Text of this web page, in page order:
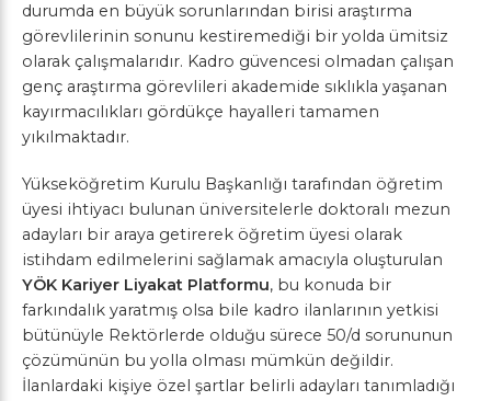
durumda en büyük sorunlarından birisi araştırma
görevlilerinin sonunu kestiremediği bir yolda ümitsiz
olarak çalışmalarıdır. Kadro güvencesi olmadan çalışan
genç araştırma görevlileri akademide sıklıkla yaşanan
kayırmacılıkları gördükçe hayalleri tamamen
yıkılmaktadır.
Yükseköğretim Kurulu Başkanlığı tarafından öğretim
üyesi ihtiyacı bulunan üniversitelerle doktoralı mezun
adayları bir araya getirerek öğretim üyesi olarak
istihdam edilmelerini sağlamak amacıyla oluşturulan
YÖK Kariyer Liyakat Platformu, bu konuda bir
farkındalık yaratmış olsa bile kadro ilanlarının yetkisi
bütünüyle Rektörlerde olduğu sürece 50/d sorununun
çözümünün bu yolla olması mümkün değildir.
İlanlardaki kişiye özel şartlar belirli adayları tanımladığı